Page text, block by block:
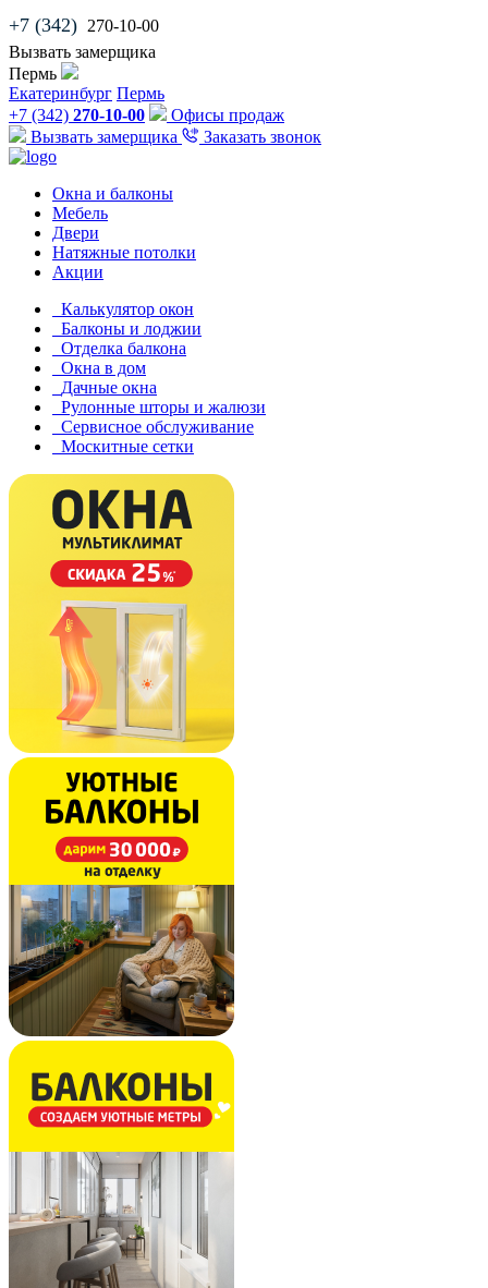
+7 (342) 270-10-00
Вызвать замерщика
Пермь
Екатеринбург Пермь
+7 (342) 270-10-00
Офисы продаж
Вызвать замерщика
Заказать звонок
Окна и балконы
Мебель
Двери
Натяжные потолки
Акции
Калькулятор окон
Балконы и лоджии
Отделка балкона
Окна в дом
Дачные окна
Рулонные шторы и жалюзи
Сервисное обслуживание
Москитные сетки